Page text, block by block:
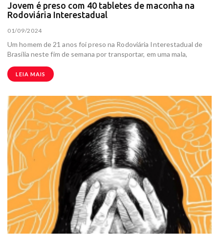
Jovem é preso com 40 tabletes de maconha na
Rodoviária Interestadual
01/09/2024
Um homem de 21 anos foi preso na Rodoviária Interestadual de
Brasília neste fim de semana por transportar, em uma mala,
LEIA MAIS